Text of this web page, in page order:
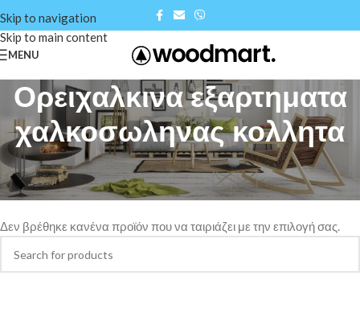
Skip to navigation
Skip to main content
MENU
Ορειχαλκινα εξαρτηματα
χαλκοσωληνας κολλητα
Αρχική σελίδα/ Shop/
Ορειχαλκινα εξαρτηματα χαλκοσωληνας κολλητα
Δεν βρέθηκε κανένα προϊόν που να ταιριάζει με την επιλογή σας.